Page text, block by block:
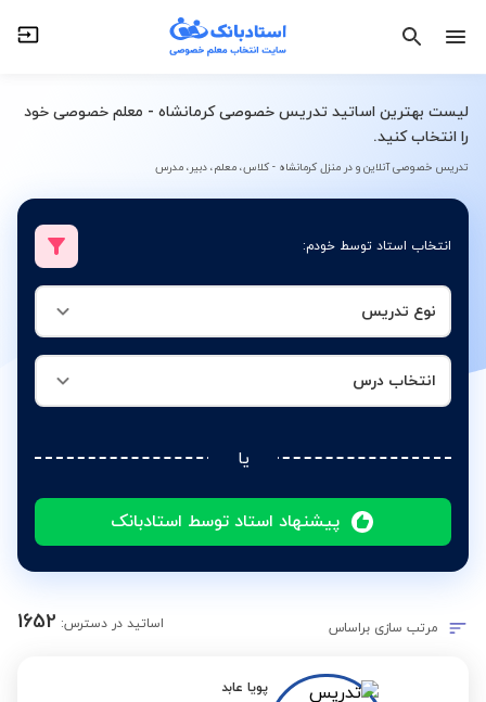
لیست بهترین اساتید تدریس خصوصی کرمانشاه - معلم خصوصی خود
را انتخاب کنید.
تدریس خصوصی آنلاین و در منزل کرمانشاه - کلاس، معلم، دبیر، مدرس
انتخاب استاد توسط خودم:
نوع تدریس
انتخاب درس
یا
پیشنهاد استاد توسط استادبانک
انتخاب درس
مرتب سازی براساس اساتید در دسترس: 1652
پویا عابد